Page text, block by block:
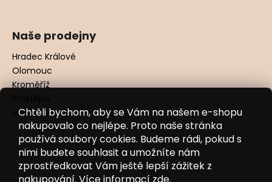
Chtěli bychom, aby se Vám na našem e-shopu
nakupovalo co nejlépe. Proto naše stránka
používá soubory cookies. Budeme rádi, pokud s
nimi budete souhlasit a umožníte nám
zprostředkovat Vám ještě lepší zážitek z
Naše prodejny
Hradec Králové
Olomouc
Kroměříž
Hodonín